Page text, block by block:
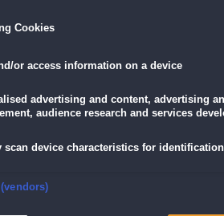
auf die Datei.
wird, klicke auf "Ja" (Bei Windows Vista
Cookies
or access information on a device
advertising and content, advertising
audience research and services
scan device characteristics for identification
prevent and detect fraud, and fix